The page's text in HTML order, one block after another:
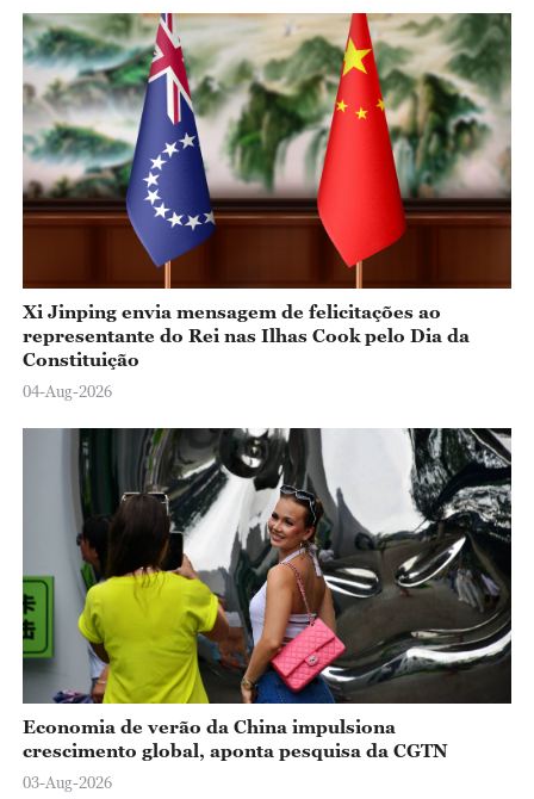
Xi Jinping envia mensagem de felicitações ao
representante do Rei nas Ilhas Cook pelo Dia da
Constituição
04-Aug-2026
Economia de verão da China impulsiona
crescimento global, aponta pesquisa da CGTN
03-Aug-2026